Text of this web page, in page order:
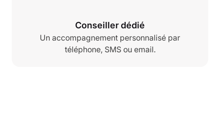
Conseiller dédié
Un accompagnement personnalisé par
téléphone, SMS ou email.